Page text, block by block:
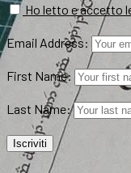
Ho letto e accetto
Email Address:
First Name:
Last Name: